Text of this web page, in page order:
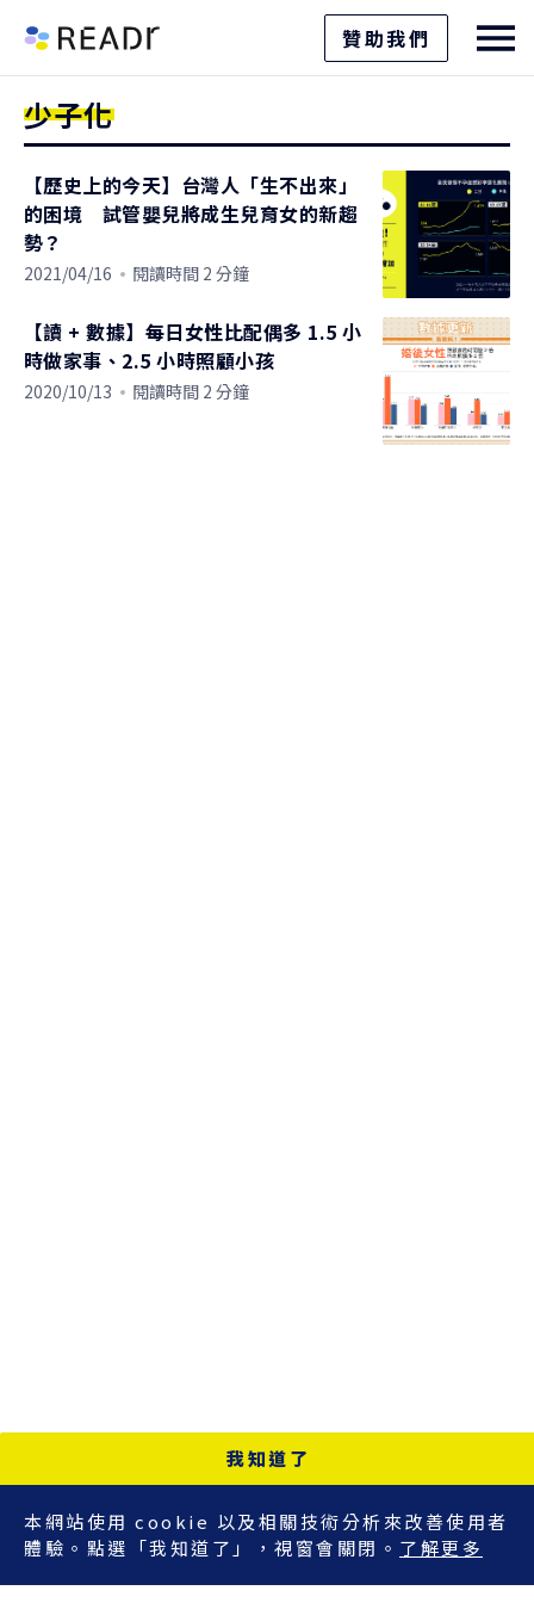
贊助我們
少子化
【歷史上的今天】台灣人「生不出來」
的困境 試管嬰兒將成生兒育女的新趨
勢？
2021/04/16 閱讀時間 2 分鐘
【讀 + 數據】每日女性比配偶多 1.5 小
時做家事、2.5 小時照顧小孩
2020/10/13 閱讀時間 2 分鐘
本網站使用 cookie 以及相關技術分析來改善使用者
體驗。點選「我知道了」，視窗會關閉。 了解更多
我知道了